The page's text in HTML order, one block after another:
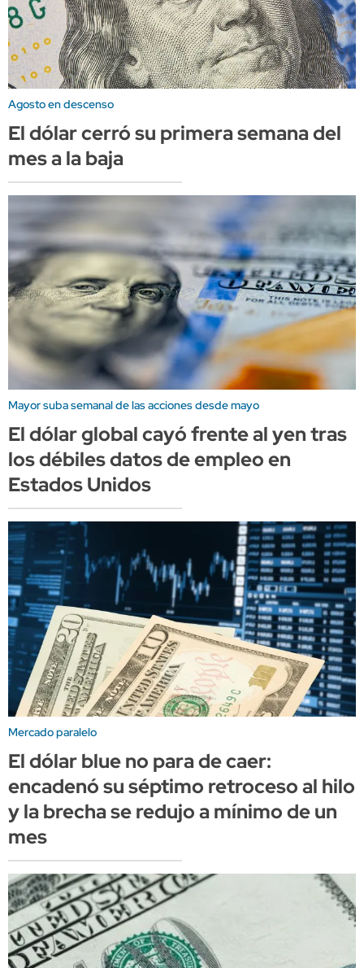
Agosto en descenso
El dólar cerró su primera semana del
mes a la baja
Mayor suba semanal de las acciones desde mayo
El dólar global cayó frente al yen tras
los débiles datos de empleo en
Estados Unidos
Mercado paralelo
El dólar blue no para de caer:
encadenó su séptimo retroceso al hilo
y la brecha se redujo a mínimo de un
mes